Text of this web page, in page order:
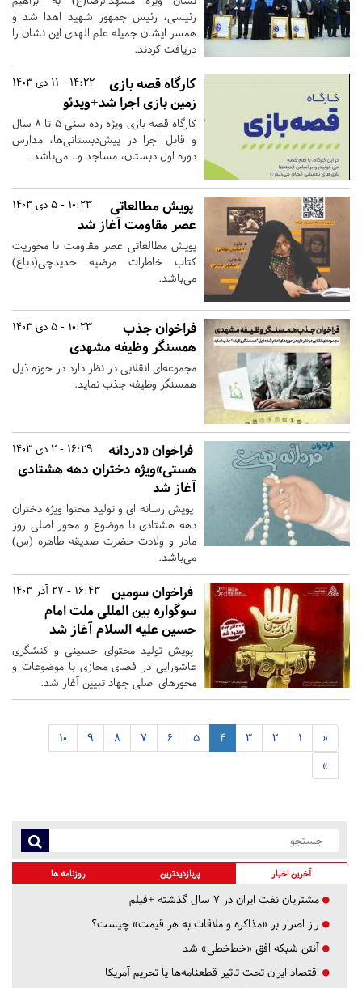
رئیسی، رئیس جمهور شهید اهدا شد و
همسر ایشان جمیله علم الهدی این نشان را
دریافت کردند.
14:22 - 11 دی 1403
کارگاه قصه بازی
زمین بازی اجرا شد+ویدئو
کارگاه قصه بازی ویژه رده سنی ۵ تا ۸ سال
و قابل اجرا در پیش‌دبستانی‌ها، مدارس
دوره اول دبستان، مساجد و.. می‌باشد.
10:23 - 5 دی 1403
پویش مطالعاتی
عصر مقاومت آغاز شد
پویش مطالعاتی عصر مقاومت با محوریت
کتاب خاطرات مرضیه حدیدچی(دباغ)
می‌باشد.
10:23 - 5 دی 1403
فراخوان جذب
همسنگر وظیفه مشهدی
مجموعه‌ای انقلابی در نظر دارد در حوزه‌ ذیل
همسنگر وظیفه جذب نماید.
16:29 - 2 دی 1403
فراخوان «دردانه
هستی»ویژه دختران دهه هشتادی
آغاز شد
پویش رسانه ای و تولید محتوا ویژه دختران
دهه هشتادی با موضوع و محور اصلی روز
مادر و ولادت حضرت صدیقه طاهره (س)
می‌باشد.
16:43 - 27 آذر 1403
فراخوان سومین
سوگواره بین المللی ملت امام
حسین علیه السلام آغاز شد
پویش تولید محتوای حسینی و کنشگری
عاشورایی در فضای مجازی با موضوعات و
محورهای اصلی جهاد تبیین آغاز شد.
«
1
2
3
4
5
6
7
8
9
10
»
آخرین اخبار پربازدیدترین روزنامه ها
مشتریان نفت ایران در ۷ سال گذشته +فیلم
راز اصرار بر «مذاکره و ملاقات به هر قیمت» چیست؟
آنتن شبکه افق «خط‌خطی» شد
اقتصاد ایران تحت تاثیر قطعنامه‌ها یا تحریم‌ آمریکا